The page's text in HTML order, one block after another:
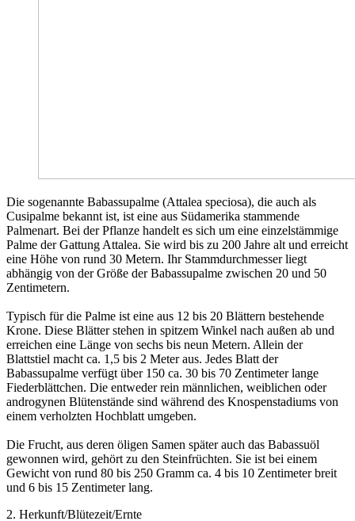
Die sogenannte Babassupalme (Attalea speciosa), die auch als
Cusipalme bekannt ist, ist eine aus Südamerika stammende
Palmenart. Bei der Pflanze handelt es sich um eine einzelstämmige
Palme der Gattung Attalea. Sie wird bis zu 200 Jahre alt und erreicht
eine Höhe von rund 30 Metern. Ihr Stammdurchmesser liegt
abhängig von der Größe der Babassupalme zwischen 20 und 50
Zentimetern.
Typisch für die Palme ist eine aus 12 bis 20 Blättern bestehende
Krone. Diese Blätter stehen in spitzem Winkel nach außen ab und
erreichen eine Länge von sechs bis neun Metern. Allein der
Blattstiel macht ca. 1,5 bis 2 Meter aus. Jedes Blatt der
Babassupalme verfügt über 150 ca. 30 bis 70 Zentimeter lange
Fiederblättchen. Die entweder rein männlichen, weiblichen oder
androgynen Blütenstände sind während des Knospenstadiums von
einem verholzten Hochblatt umgeben.
Die Frucht, aus deren öligen Samen später auch das Babassuöl
gewonnen wird, gehört zu den Steinfrüchten. Sie ist bei einem
Gewicht von rund 80 bis 250 Gramm ca. 4 bis 10 Zentimeter breit
und 6 bis 15 Zentimeter lang.
2. Herkunft/Blütezeit/Ernte